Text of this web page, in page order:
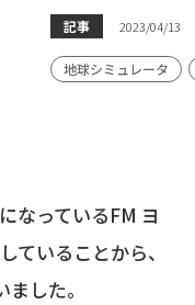
記事 2023/04/13
地球シミュレータ
なっているFM ヨ
いることから、
した。